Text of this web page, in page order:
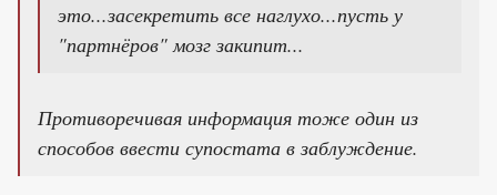
это...засекретить все наглухо...пусть у
"партнёров" мозг закипит...
Противоречивая информация тоже один из
способов ввести супостата в заблуждение.